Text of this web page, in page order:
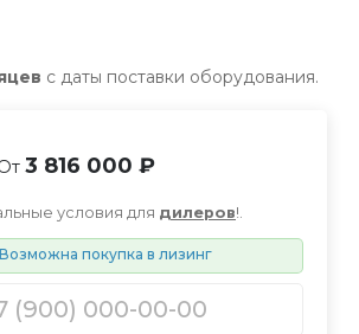
с даты поставки оборудования.
3 816 000 ₽
условия для дилеров!.
Возможна покупка в лизинг